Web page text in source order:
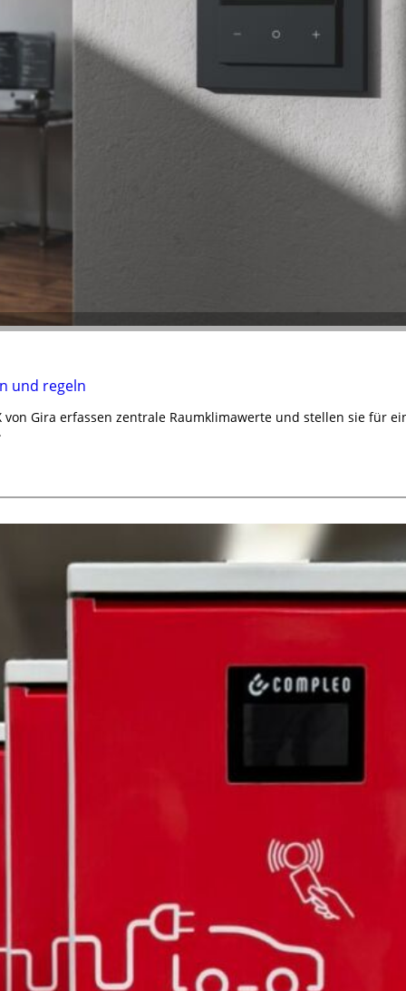
und regeln
von Gira erfassen zentrale Raumklimawerte und stellen sie für